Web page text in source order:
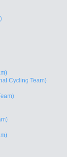
Cycling Team)